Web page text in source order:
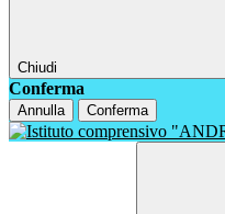
Chiudi
Conferma
Annulla Conferma